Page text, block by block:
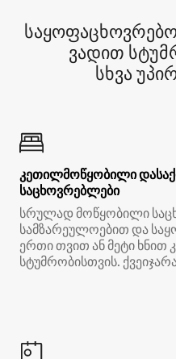
ვადით
სხვა
კეთილმოწყობილი
საცხოვრებლები
სრულად მოწყობილი
სამზარეულოებით და
ერთი თვით ან მეტი
სტუმრობისთვის.